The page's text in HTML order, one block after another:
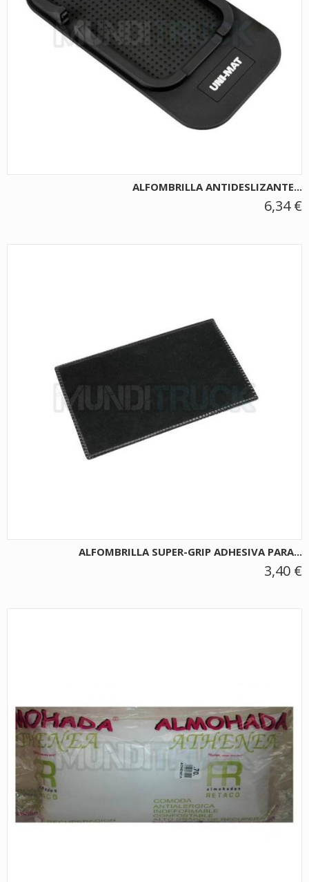
ALFOMBRILLA ANTIDESLIZANTE...
6,34 €
ALFOMBRILLA SUPER-GRIP ADHESIVA PARA...
3,40 €